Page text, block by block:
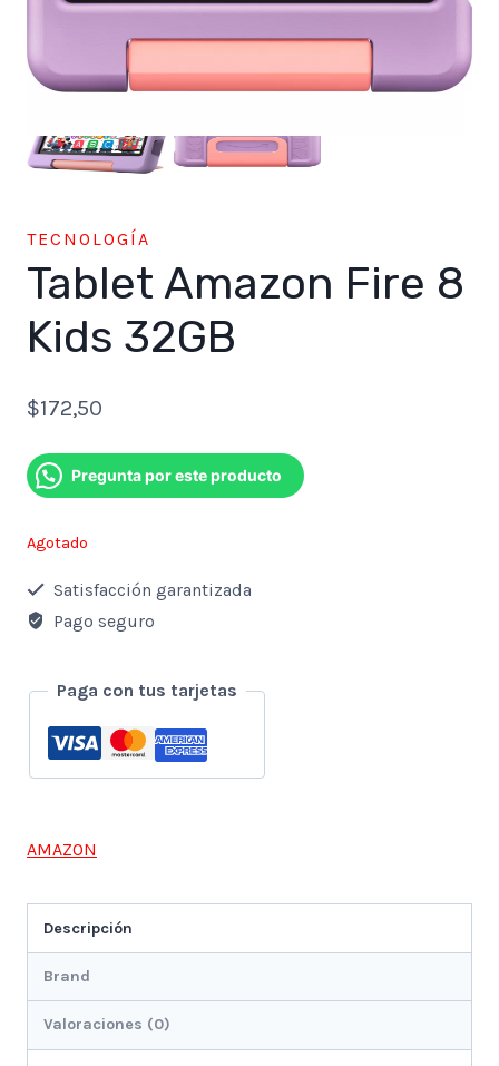
TECNOLOGÍA
Tablet Amazon Fire 8
Kids 32GB
$172,50
Pregunta por este producto
Agotado
Satisfacción garantizada
Pago seguro
Paga con tus tarjetas
AMAZON
Descripción
Brand
Valoraciones (0)